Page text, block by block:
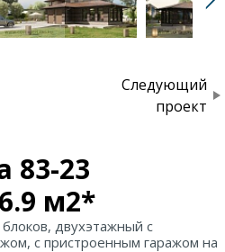
Следующий
проект
83-23
м2*
двухэтажный с
с пристроенным гаражом на